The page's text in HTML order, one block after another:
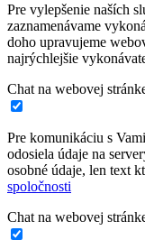
Pre vylepšenie naších
zaznamenávame
doho upravujeme
najrýchlejšie
Chat na webovej
Pre komunikáciu s
odosiela údaje na
osobné údaje, len text
spoločnosti
Chat na webovej